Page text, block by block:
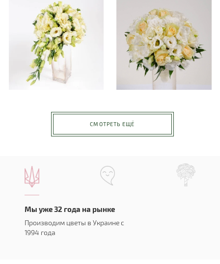
СМОТРЕТЬ ЕЩЁ
Мы уже 32 года на рынке
Производим цветы в Украине с
1994 года